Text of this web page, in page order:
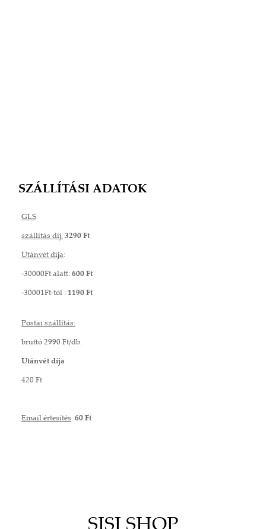
SZÁLLÍTÁSI ADATOK
GLS
szállítás díj: 3290 Ft
Utánvét díja:
-30000Ft alatt: 600 Ft
-30001Ft-tól : 1190 Ft
Postai szállítás:
bruttó 2990 Ft/db.
Utánvét díja
420 Ft
Email értesítés: 60 Ft